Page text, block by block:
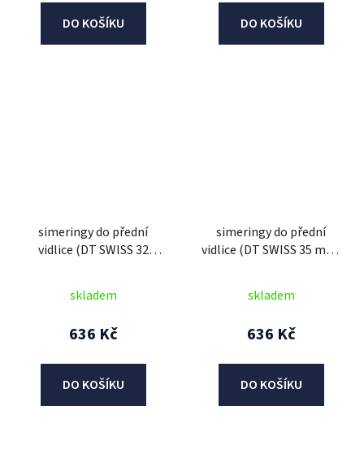
DO KOŠÍKU DO KOŠÍKU
simeringy do přední
vidlice (DT SWISS 32
skladem
636 Kč
DO KOŠÍKU
simeringy do přední
vidlice (DT SWISS 35 mm,
skladem
636 Kč
DO KOŠÍKU